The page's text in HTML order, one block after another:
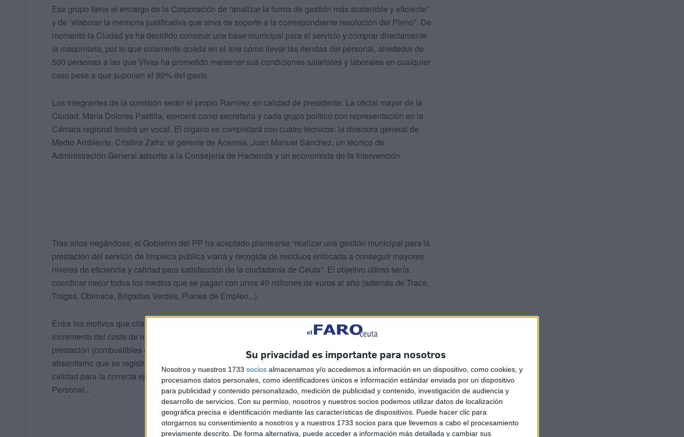
Su privacidad es importante para nosotros
Nosotros y nuestros 1733 socios almacenamos y/o accedemos a información en un dispositivo, como cookies, y
procesamos datos personales, como identificadores únicos e información estándar enviada por un dispositivo
para publicidad y contenido personalizado, medición de publicidad y contenido, investigación de audiencia y
desarrollo de servicios. Con su permiso, nosotros y nuestros socios podemos utilizar datos de localización
geográfica precisa e identificación mediante las características de dispositivos. Puede hacer clic para
otorgarnos su consentimiento a nosotros y a nuestros 1733 socios para que llevemos a cabo el procesamiento
previamente descrito. De forma alternativa, puede acceder a información más detallada y cambiar sus
Ese grupo tiene el encargo de la Corporación de “analizar la forma de gestión más sostenible y eficiente”
y de “elaborar la memoria justificativa que sirva de soporte a la correspondiente resolución del Pleno”. De
momento la Ciudad ya ha decidido construir una base municipal para el servicio y comprar directamente
la maquinaria, por lo que solamente queda en el aire cómo llevar las riendas del personal, alrededor de
500 personas a las que Vivas ha prometido mantener sus condiciones salariales y laborales en cualquier
caso pese a que suponen el 90% del gasto.
Los integrantes de la comisión serán el propio Ramírez en calidad de presidente. La oficial mayor de la
Ciudad, María Dolores Pastilla, ejercerá como secretaria y cada grupo político con representación en la
Cámara regional tendrá un vocal. El órgano se completará con cuatro técnicos: la directora general de
Medio Ambiente, Cristina Zafra; el gerente de Acemsa, Juan Manuel Sánchez; un técnico de
Administración General adscrito a la Consejería de Hacienda y un economista de la Intervención.
Tras años negándose, el Gobierno del PP ha aceptado plantearse “realizar una gestión municipal para la
prestación del servicio de limpieza pública viaria y recogida de residuos enfocada a conseguir mayores
niveles de eficiencia y calidad para satisfacción de la ciudadanía de Ceuta”. El objetivo último sería
coordinar mejor todos los medios que se pagan con unos 40 millones de euros al año (además de Trace,
Tragsa, Obimace, Brigadas Verdes, Planes de Empleo...).
Entre los motivos que citan los técnicos en sus informes para justificar haber llegado a este punto está “el
incremento del coste de mantenimiento de los bienes afectos al servicio y otros necesarios para su
prestación (combustibles entre otros) así como el costo y/o gastos de inversión y financieros”, el
absentismo que se registra en Trace (del 16%), la falta de “criterios técnicos, organizativos y de control de
calidad para la correcta ejecución del servicio”, la forma en que se han disparado los costes de
Personal...